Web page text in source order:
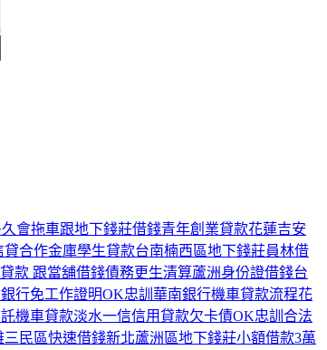
會拖車跟地下錢莊借錢青年創業貸款花蓮吉安
貸合作金庫學生貸款台南楠西區地下錢莊員林借
款 跟當舖借錢債務更生清算蘆洲身份證借錢台
行免工作證明OK忠訓 華南銀行機車貸款流程花
機車貸款淡水一信信用貸款欠卡債OK忠訓合法
三民區快速借錢新北蘆洲區地下錢莊小額借款3萬